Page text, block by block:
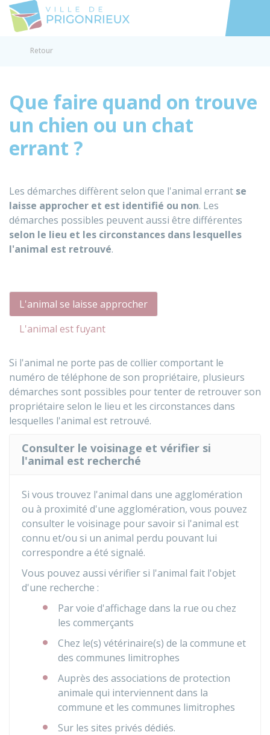
Accéder
Retour
Que faire quand on trouve
un chien ou un chat
errant ?
Les démarches diffèrent selon que l'animal errant se
laisse approcher et est identifié ou non. Les
démarches possibles peuvent aussi être différentes
selon le lieu et les circonstances dans lesquelles
l'animal est retrouvé.
L'animal se laisse approcher
L'animal est fuyant
Si l'animal ne porte pas de collier comportant le
numéro de téléphone de son propriétaire, plusieurs
démarches sont possibles pour tenter de retrouver son
propriétaire selon le lieu et les circonstances dans
lesquelles l'animal est retrouvé.
Consulter le voisinage et vérifier si
l'animal est recherché
Si vous trouvez l'animal dans une agglomération
ou à proximité d'une agglomération, vous pouvez
consulter le voisinage pour savoir si l'animal est
connu et/ou si un animal perdu pouvant lui
correspondre a été signalé.
Vous pouvez aussi vérifier si l'animal fait l'objet
d'une recherche :
Par voie d'affichage dans la rue ou chez
les commerçants
Chez le(s) vétérinaire(s) de la commune et
des communes limitrophes
Auprès des associations de protection
animale qui interviennent dans la
commune et les communes limitrophes
Sur les sites privés dédiés.